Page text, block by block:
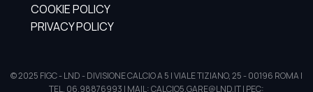
COOKIE POLICY
PRIVACY POLICY
© 2025 FIGC - LND - DIVISIONE CALCIO A 5 | VIALE TIZIANO, 25 - 00196 ROMA |
TEL. 06.98876993 | MAIL: CALCIO5.GARE@LND.IT | PEC: